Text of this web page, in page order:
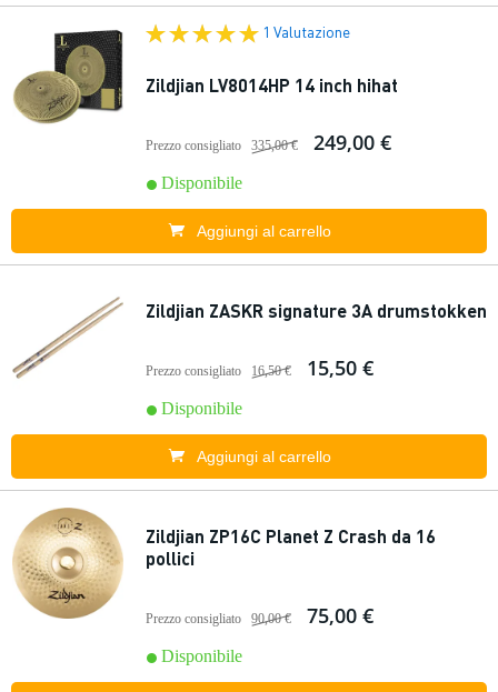
1 Valutazione
Zildjian LV8014HP 14 inch hihat
Prezzo consigliato 335,00 € 249,00 €
Disponibile
Aggiungi al carrello
Zildjian ZASKR signature 3A drumstokken
Prezzo consigliato 16,50 € 15,50 €
Disponibile
Aggiungi al carrello
Zildjian ZP16C Planet Z Crash da 16
pollici
Prezzo consigliato 90,00 € 75,00 €
Disponibile